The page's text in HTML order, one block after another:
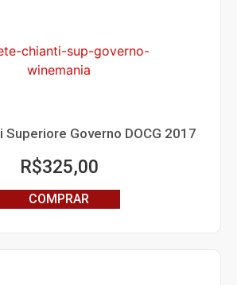
Superiore Governo DOCG 2017
R$325,00
COMPRAR